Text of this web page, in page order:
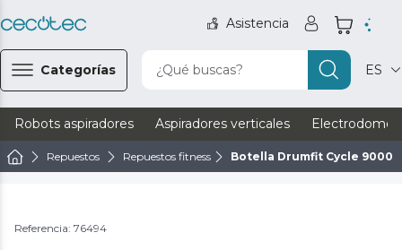
Asistencia
Categorías ¿Qué buscas? ES
Robots aspiradores Aspiradores verticales
Repuestos Repuestos fitness Botella Drumfit Cycle 9000
Referencia: 76494